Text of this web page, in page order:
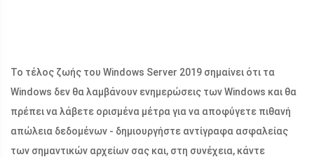
Το τέλος ζωής του Windows Server 2019 σημαίνει ότι τα
Windows δεν θα λαμβάνουν ενημερώσεις των Windows και θα
πρέπει να λάβετε ορισμένα μέτρα για να αποφύγετε πιθανή
απώλεια δεδομένων - δημιουργήστε αντίγραφα ασφαλείας
των σημαντικών αρχείων σας και, στη συνέχεια, κάντε